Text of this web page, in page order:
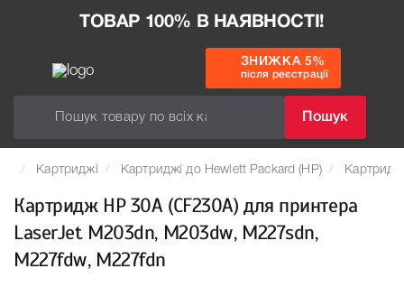
ТОВАР 100% В НАЯВНОСТІ!
Пошук
ЗНИЖКА 5%
після реєстрації
Картриджі Картриджі до Hewlett Packard (HP)
Картридж HP 30A (CF230A) для принтера
LaserJet M203dn, M203dw, M227sdn,
M227fdw, M227fdn